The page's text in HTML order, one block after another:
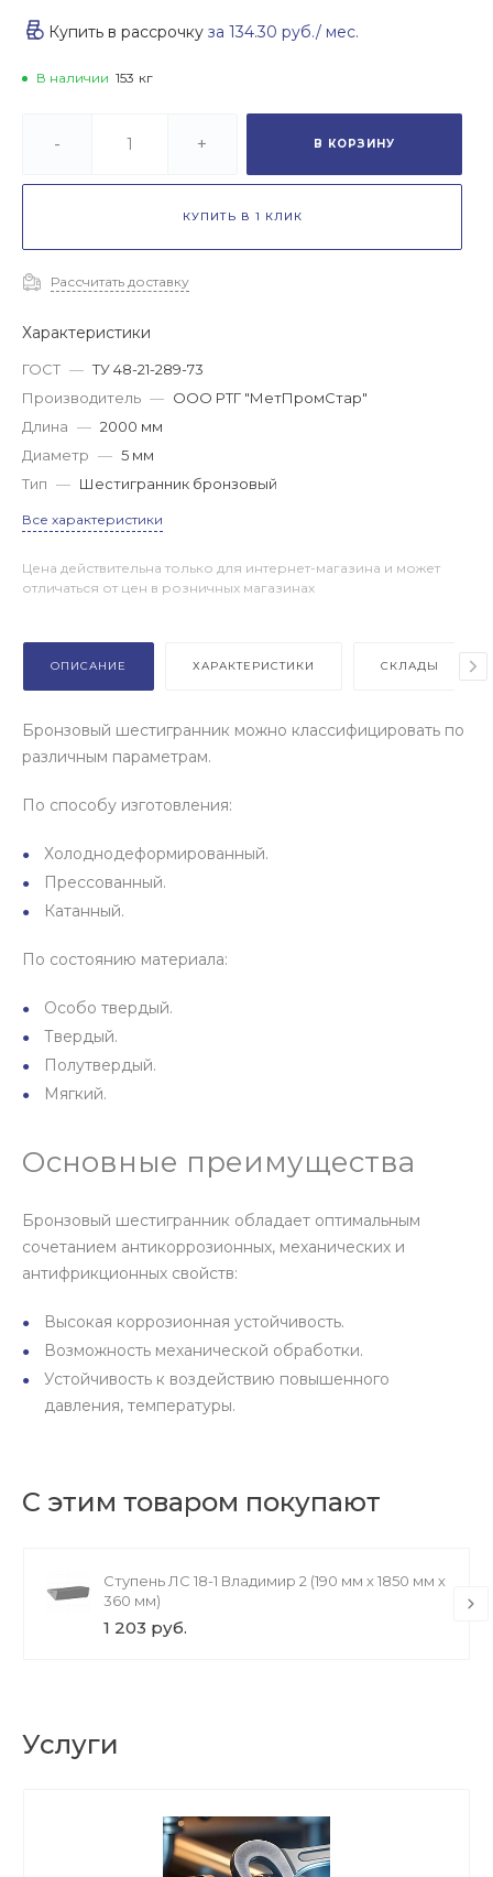
Купить в рассрочку за 134.30 руб./ мес.
В наличии 153 кг
- + В КОРЗИНУ
КУПИТЬ В 1 КЛИК
Рассчитать доставку
Характеристики
ГОСТ — ТУ 48-21-289-73
Производитель — ООО РТГ "МетПромСтар"
Длина — 2000 мм
Диаметр — 5 мм
Тип — Шестигранник бронзовый
Все характеристики
Цена действительна только для интернет-магазина и может
отличаться от цен в розничных магазинах
ОПИСАНИЕ ХАРАКТЕРИСТИКИ СКЛАДЫ
Бронзовый шестигранник можно классифицировать по
различным параметрам.
По способу изготовления:
Холоднодеформированный.
Прессованный.
Катанный.
По состоянию материала:
Особо твердый.
Твердый.
Полутвердый.
Мягкий.
Основные преимущества
Бронзовый шестигранник обладает оптимальным
сочетанием антикоррозионных, механических и
антифрикционных свойств:
Высокая коррозионная устойчивость.
Возможность механической обработки.
Устойчивость к воздействию повышенного
давления, температуры.
С этим товаром покупают
Ступень ЛС 18-1 Владимир 2 (190 мм х 1850 мм х
360 мм)
1 203 руб.
Услуги